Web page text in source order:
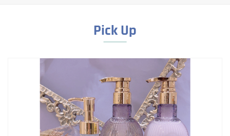
Pick Up